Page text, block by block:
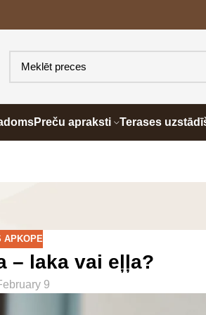
Preču apraksti Terases
APKOPE
– laka vai eļļa?
9